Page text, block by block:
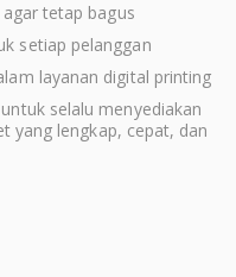
tetap bagus
setiap pelanggan
layanan digital printing
selalu menyediakan
yang lengkap, cepat, dan